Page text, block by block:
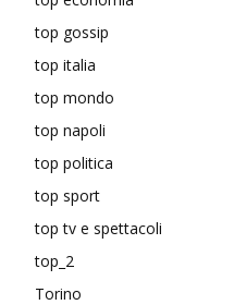
top gossip
top italia
top mondo
top napoli
top politica
top sport
top tv e spettacoli
top_2
Torino